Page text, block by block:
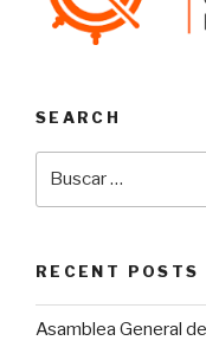
SEARCH
RECENT POSTS
Asamblea General